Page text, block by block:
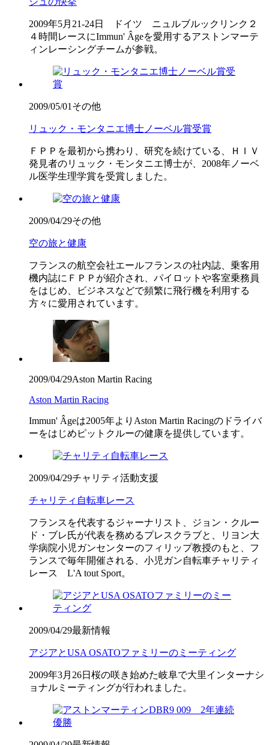
2009年5月21-24日 ドイツ ニュルブルックリンク２
４時間レースにImmun' Âgeを愛用するアストンマーテ
ィンレーシングチームが参戦。
2009/05/01 その他
リュック・モンタニエ博士ノーベル賞受賞
ＦＰＰを最初から携わり、研究を続けている、ＨＩＶ
発見者のリュック・モンタニエ博士が、2008年ノーベ
ル医学生理学賞を受賞しました。
2009/04/29その他
空の旅と健康
フランスの航空会社エールフランスの社内誌、乗客用
機内誌にＦＰＰが紹介され、パイロットや客室乗務員
をはじめ、ビジネスなどで頻繁に飛行機を利用する
方々に愛用されています。
2009/04/29Aston Martin Racing
Aston Martin Racing
Immun' Âgeは2005年よりAston Martin Racingのドライバ
ーをはじめピットクルーの健康を提供しています。
2009/04/29チャリティ活動支援
チャリティ自転車レース
フランスを代表するジャーナリスト、ジョン・クルー
ド・ブレ氏が代表を務めるプレスクラブと、リヨン大
学病院小児ガンセンターのフィリップ教授のもと、フ
ランスで毎年開催される、小児ガン自転車チャリティ
レース L'A tout Sport。
2009/04/29最新情報
アジアとUSA OSATOファミリーのミーティング
2009年3月26日桜の咲き始めた岐阜で大里インターナシ
ョナルミーティングが行われました。